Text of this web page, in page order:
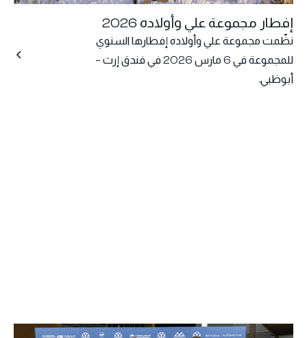
إفطار مجموعة علي وأولاده 2026
نظّمت مجموعة علي وأولاده إفطارها السنوي
للمجموعة في 6 مارس 2026 في فندق إرث –
أبوظبي.